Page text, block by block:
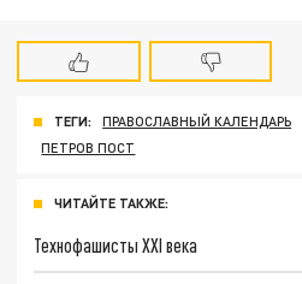
ТЕГИ: ПРАВОСЛАВНЫЙ КАЛЕНДАРЬ
ПЕТРОВ ПОСТ
ЧИТАЙТЕ ТАКЖЕ:
Технофашисты XXI века